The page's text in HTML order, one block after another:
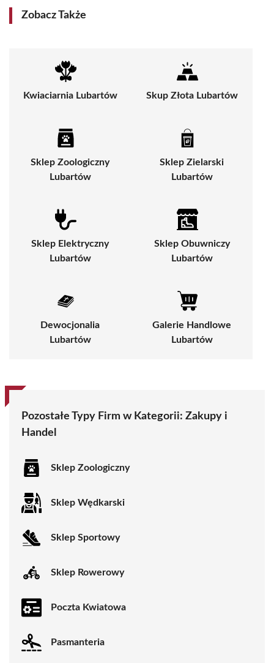
Zobacz Także
Kwiaciarnia Lubartów Skup Złota Lubartów
Sklep Zoologiczny
Lubartów
Sklep Zielarski
Lubartów
Sklep Elektryczny
Lubartów
Sklep Obuwniczy
Lubartów
Dewocjonalia
Lubartów
Galerie Handlowe
Lubartów
Pozostałe Typy Firm w Kategorii: Zakupy i
Handel
Sklep Zoologiczny
Sklep Wędkarski
Sklep Sportowy
Sklep Rowerowy
Poczta Kwiatowa
Pasmanteria